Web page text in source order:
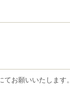
お願いいたします。